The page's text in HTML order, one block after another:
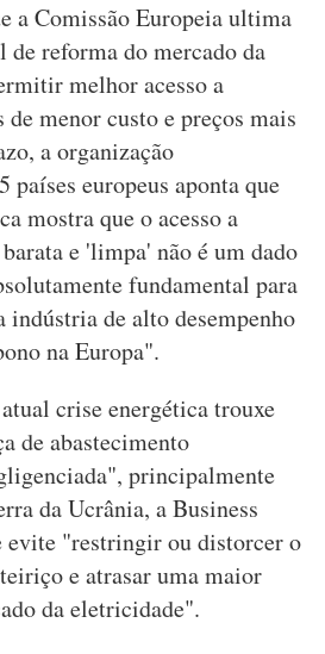
a Comissão Europeia ultima
de reforma do mercado da
melhor acesso a
de menor custo e preços mais
a organização
países europeus aponta que
mostra que o acesso a
e 'limpa' não é um dado
fundamental para
indústria de alto desempenho
na Europa".
crise energética trouxe
de abastecimento
principalmente
da Ucrânia, a Business
evite "restringir ou distorcer o
e atrasar uma maior
da eletricidade".